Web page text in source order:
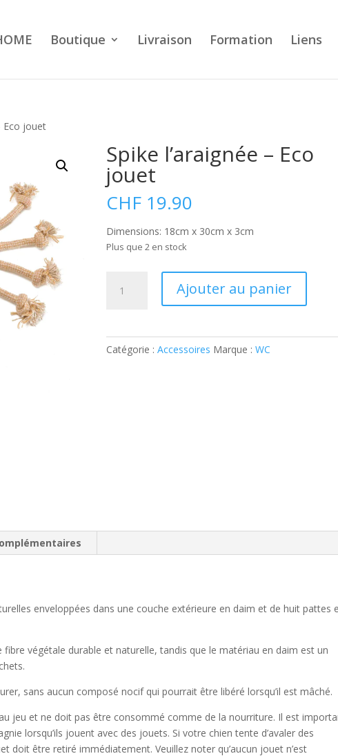
Boutique Livraison Formation Liens
Eco jouet
Spike l’araignée – Eco
jouet
CHF 19.90
Dimensions: 18cm x 30cm x 3cm
Plus que 2 en stock
Ajouter au panier
Catégorie :Accessoires Marque :WC
enveloppées dans une couche extérieure en daim et de huit pattes
végétale durable et naturelle, tandis que le matériau en daim est un
sans aucun composé nocif qui pourrait être libéré lorsqu’il est mâché.
jeu et ne doit pas être consommé comme de la nourriture. Il est
lorsqu’ils jouent avec des jouets. Si votre chien tente d’avaler des
doit être retiré immédiatement. Veuillez noter qu’aucun jouet n’est